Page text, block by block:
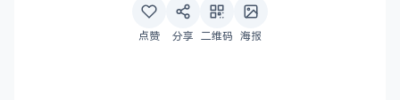
点赞 分享 二维码 海报